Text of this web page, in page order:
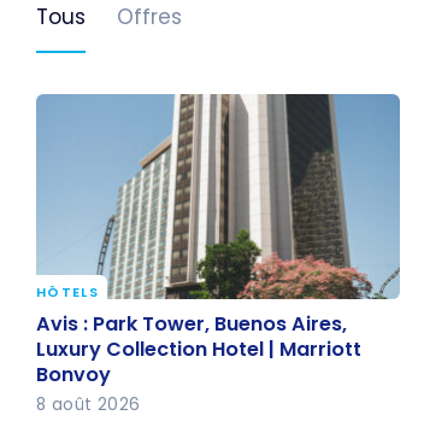
Tous Offres
Avis : Park Tower, Buenos Aires,
Luxury Collection Hotel | Marriott
Bonvoy
HÔTELS
Avis : Park Tower, Buenos Aires,
Luxury Collection Hotel | Marriott
Bonvoy
8 août 2026